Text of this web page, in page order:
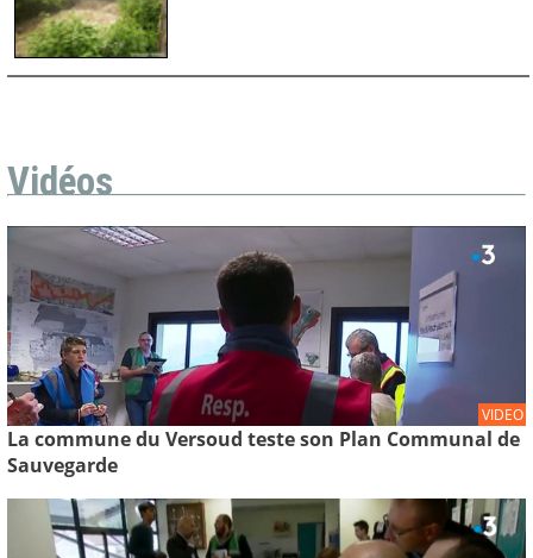
Vidéos
VIDEO
La commune du Versoud teste son Plan Communal de
Sauvegarde